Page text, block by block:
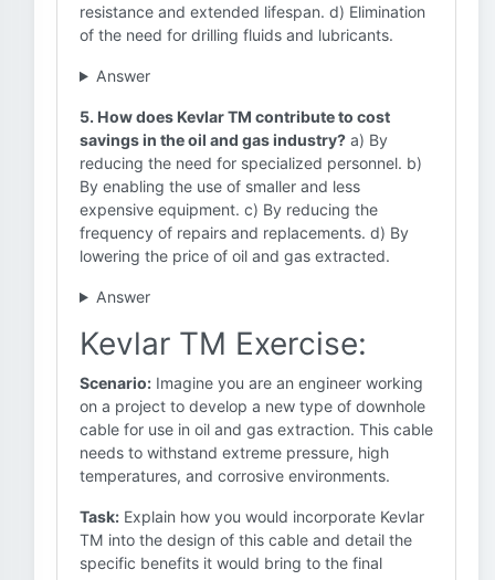
resistance and extended lifespan. d) Elimination
of the need for drilling fluids and lubricants.
Answer
5. How does Kevlar TM contribute to cost
savings in the oil and gas industry? a) By
reducing the need for specialized personnel. b)
By enabling the use of smaller and less
expensive equipment. c) By reducing the
frequency of repairs and replacements. d) By
lowering the price of oil and gas extracted.
Answer
Kevlar TM Exercise:
Scenario: Imagine you are an engineer working
on a project to develop a new type of downhole
cable for use in oil and gas extraction. This cable
needs to withstand extreme pressure, high
temperatures, and corrosive environments.
Task: Explain how you would incorporate Kevlar
TM into the design of this cable and detail the
specific benefits it would bring to the final